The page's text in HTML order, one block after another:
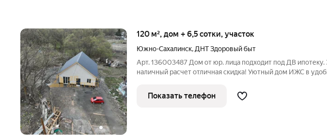
120 м², дом + 6,5 сотки, участок
Южно-Сахалинск, ДНТ Здоровый быт
Арт. 136003487 Дом от юр. лица подходит под ДВ ипотеку. За
наличный расчет отличная скидка! Уютный дом ИЖС в удобном
дом культуры и автобусная остановка. Характеристики дома:
Фундамент
Показать телефон